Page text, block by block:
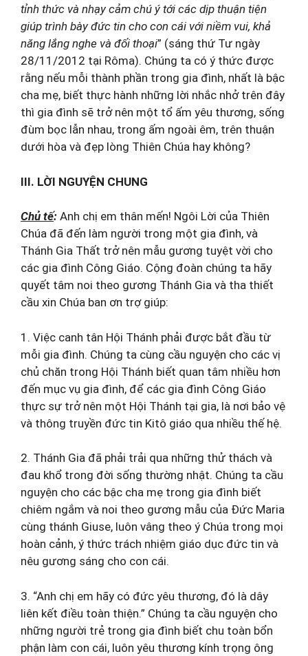
tỉnh thức và nhạy cảm chú ý tới các dịp thuận tiện
giúp trình bày đức tin cho con cái với niềm vui, khả
năng lắng nghe và đối thoại” (sáng thứ Tư ngày
28/11/2012 tại Rôma). Chúng ta có ý thức được
rằng nếu mỗi thành phần trong gia đình, nhất là bậc
cha mẹ, biết thực hành những lời nhắc nhở trên đây
thì gia đình sẽ trở nên một tổ ấm yêu thương, sống
đùm bọc lẫn nhau, trong ấm ngoài êm, trên thuận
dưới hòa và đẹp lòng Thiên Chúa hay không?
III. LỜI NGUYỆN CHUNG
Chủ tế: Anh chị em thân mến! Ngôi Lời của Thiên
Chúa đã đến làm người trong một gia đình, và
Thánh Gia Thất trở nên mẫu gương tuyệt vời cho
các gia đình Công Giáo. Cộng đoàn chúng ta hãy
quyết tâm noi theo gương Thánh Gia và tha thiết
cầu xin Chúa ban ơn trợ giúp:
1. Việc canh tân Hội Thánh phải được bắt đầu từ
mỗi gia đình. Chúng ta cùng cầu nguyện cho các vị
chủ chăn trong Hội Thánh biết quan tâm nhiều hơn
đến mục vụ gia đình, để các gia đình Công Giáo
thực sự trở nên một Hội Thánh tại gia, là nơi bảo vệ
và thông truyền đức tin Kitô giáo qua nhiều thế hệ.
2. Thánh Gia đã phải trải qua những thử thách và
đau khổ trong đời sống thường nhật. Chúng ta cầu
nguyện cho các bậc cha mẹ trong gia đình biết
chiêm ngắm và noi theo gương mẫu của Đức Maria
cùng thánh Giuse, luôn vâng theo ý Chúa trong mọi
hoàn cảnh, ý thức trách nhiệm giáo dục đức tin và
nêu gương sáng cho con cái.
3. “Anh chị em hãy có đức yêu thương, đó là dây
liên kết điều toàn thiện.” Chúng ta cầu nguyện cho
những người trẻ trong gia đình biết chu toàn bổn
phận làm con cái, luôn yêu thương kính trọng ông